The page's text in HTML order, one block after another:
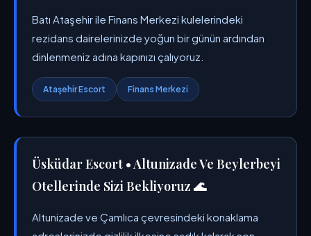
Batı Ataşehir ile Finans Merkezi kulelerindeki
rezidans dairelerinizde yoğun bir günün ardından
dinlenmeniz adına kapınızı çalıyoruz.
Ataşehir Escort Finans Merkezi
Üsküdar Escort • Altunizade Ve Beylerbeyi
Otellerinde Sizi Bekliyoruz 🌊
Altunizade ve Çamlıca çevresindeki konaklama